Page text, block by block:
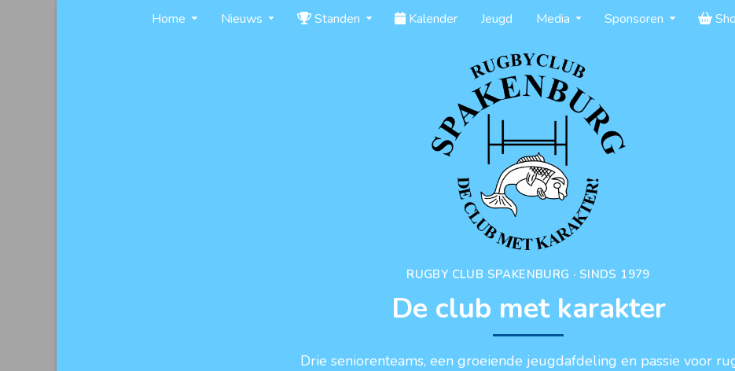
Home Nieuws Standen Kalender Jeugd Media Sponsoren
RUGBY CLUB SPAKENBURG · SINDS 1979
De club met karakter
Drie seniorenteams, een groeiende jeugdafdeling en passie voor